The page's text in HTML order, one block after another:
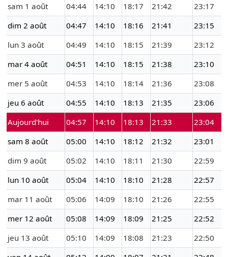
sam 1 août
04:44 14:10 18:17 21:42
23:17
dim 2 août
04:47 14:10 18:16 21:41
23:15
lun 3 août
04:49 14:10 18:15 21:39
23:12
mar 4 août
04:51 14:10 18:15 21:38
23:10
mer 5 août
04:53 14:10 18:14 21:36
23:08
jeu 6 août
04:55 14:10 18:13 21:35
23:06
Aujourd'hui
04:57 14:10 18:13 21:33
23:04
sam 8 août
05:00 14:10 18:12 21:32
23:01
dim 9 août
05:02 14:10 18:11 21:30
22:59
lun 10 août
05:04 14:10 18:10 21:28
22:57
mar 11 août
05:06 14:09 18:10 21:26
22:55
mer 12 août
05:08 14:09 18:09 21:25
22:52
jeu 13 août
05:10 14:09 18:08 21:23
22:50